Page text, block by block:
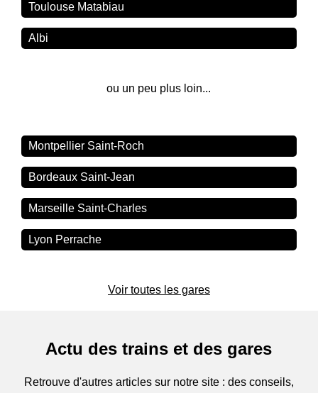
Toulouse Matabiau
Albi
ou un peu plus loin...
Montpellier Saint-Roch
Bordeaux Saint-Jean
Marseille Saint-Charles
Lyon Perrache
Voir toutes les gares
Actu des trains et des gares
Retrouve d'autres articles sur notre site : des conseils,